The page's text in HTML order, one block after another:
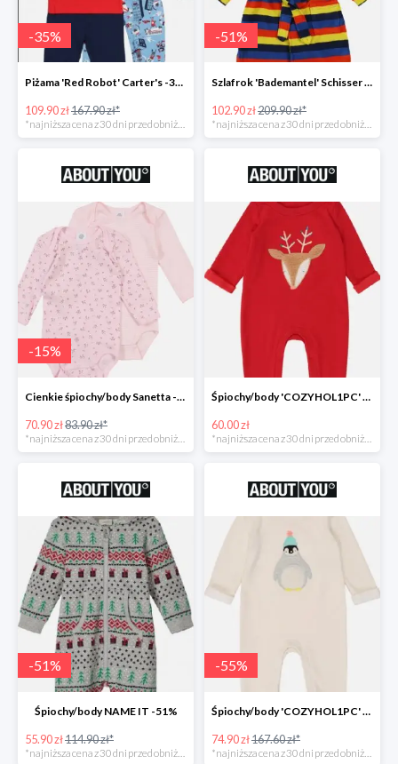
-35%
Piżama 'Red Robot' Carter's -35%
109.90 zł167.90 zł*
-51%
Szlafrok 'Bademantel' Schisser -51%
102.90 zł209.90 zł*
-15%
Cienkie śpiochy/body Sanetta -15%
70.90 zł83.90 zł*
Śpiochy/body 'COZYHOL1PC' GAP -60%
60.00 zł
-51%
Śpiochy/body NAME IT -51%
55.90 zł114.90 zł*
*najniższa cena z 30 dni przed obniżką
-55%
Śpiochy/body 'COZYHOL1PC' GAP -55%
74.90 zł167.60 zł*
*najniższa cena z 30 dni przed obniżką